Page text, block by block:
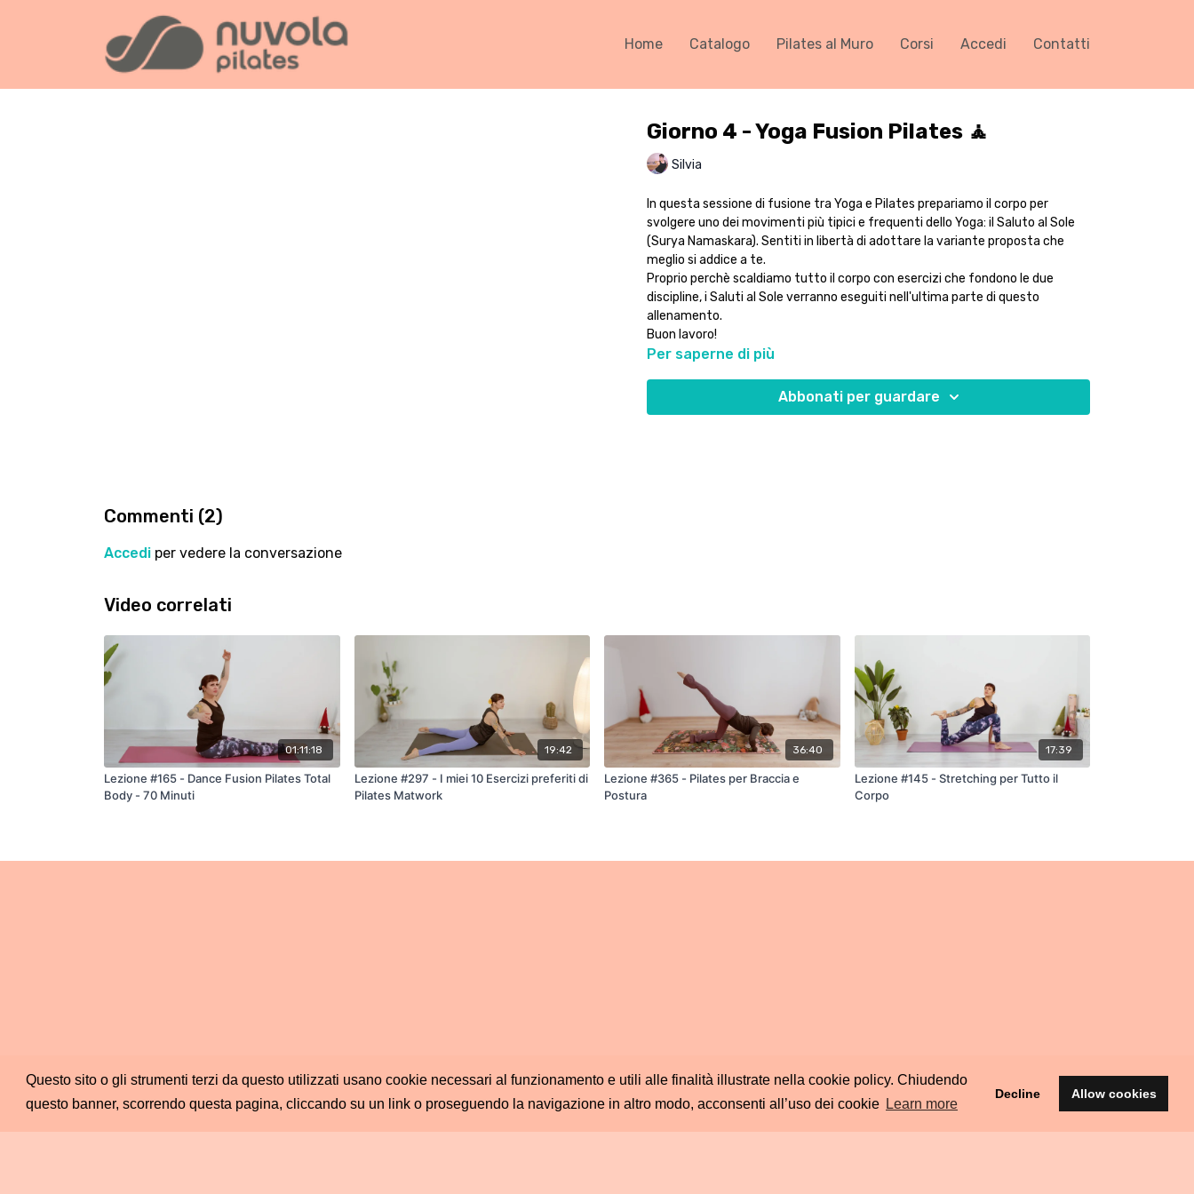
Questo sito o gli strumenti terzi da questo utilizzati usano cookie necessari al funzionamento e utili alle finalità illustrate nella cookie policy. Chiudendo
questo banner, scorrendo questa pagina, cliccando su un link o proseguendo la navigazione in altro modo, acconsenti all’uso dei cookie Learn more
Decline Allow cookies
Home Catalogo Pilates al Muro Corsi Accedi Contatti
Giorno 4 - Yoga Fusion Pilates 🧘
Silvia
In questa sessione di fusione tra Yoga e Pilates prepariamo il corpo per
svolgere uno dei movimenti più tipici e frequenti dello Yoga: il Saluto al Sole
(Surya Namaskara). Sentiti in libertà di adottare la variante proposta che
meglio si addice a te.
Proprio perchè scaldiamo tutto il corpo con esercizi che fondono le due
discipline, i Saluti al Sole verranno eseguiti nell'ultima parte di questo
allenamento.
Buon lavoro!
Per saperne di più
Abbonati per guardare
Commenti (2)
Accedi per vedere la conversazione
Video correlati
01:11:18
Lezione #165 - Dance Fusion Pilates Total
Body - 70 Minuti
19:42
Lezione #297 - I miei 10 Esercizi preferiti di
Pilates Matwork
36:40
Lezione #365 - Pilates per Braccia e
Postura
17:39
Lezione #145 - Stretching per Tutto il
Corpo